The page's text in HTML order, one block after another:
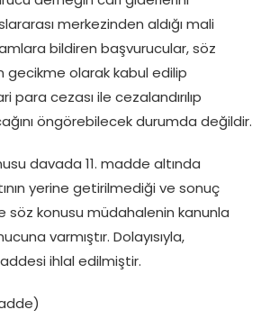
merkezinden aldığı mali
bildiren başvurucular, söz
gecikme olarak kabul edilip
para cezası ile cezalandırılıp
öngörebilecek durumda değildir.
davada 11. madde altında
yerine getirilmediği ve sonuç
söz konusu müdahalenin kanunla
varmıştır. Dolayısıyla,
ihlal edilmiştir.